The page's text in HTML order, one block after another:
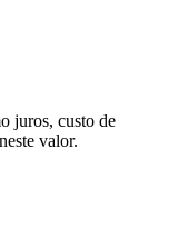
juros, custo de
valor.